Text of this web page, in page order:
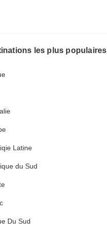
les plus populaires
Latine
du Sud
Du Sud